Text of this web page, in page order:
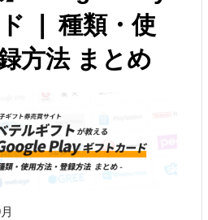
❘ 種類・使
方法 まとめ